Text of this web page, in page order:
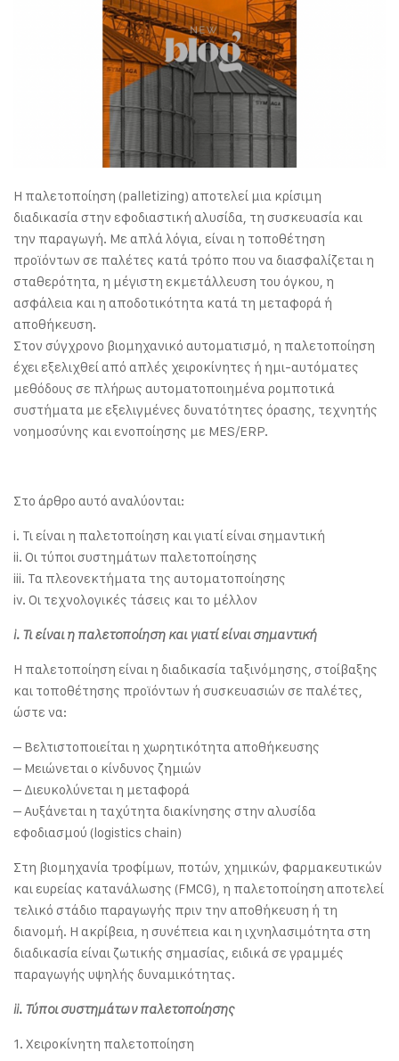
Η παλετοποίηση (palletizing) αποτελεί μια κρίσιμη
διαδικασία στην εφοδιαστική αλυσίδα, τη συσκευασία και
την παραγωγή. Με απλά λόγια, είναι η τοποθέτηση
προϊόντων σε παλέτες κατά τρόπο που να διασφαλίζεται η
σταθερότητα, η μέγιστη εκμετάλλευση του όγκου, η
ασφάλεια και η αποδοτικότητα κατά τη μεταφορά ή
αποθήκευση.
Στον σύγχρονο βιομηχανικό αυτοματισμό, η παλετοποίηση
έχει εξελιχθεί από απλές χειροκίνητες ή ημι-αυτόματες
μεθόδους σε πλήρως αυτοματοποιημένα ρομποτικά
συστήματα με εξελιγμένες δυνατότητες όρασης, τεχνητής
νοημοσύνης και ενοποίησης με MES/ERP.
Στο άρθρο αυτό αναλύονται:
i. Τι είναι η παλετοποίηση και γιατί είναι σημαντική
ii. Οι τύποι συστημάτων παλετοποίησης
iii. Τα πλεονεκτήματα της αυτοματοποίησης
iv. Οι τεχνολογικές τάσεις και το μέλλον
i. Τι είναι η παλετοποίηση και γιατί είναι σημαντική
Η παλετοποίηση είναι η διαδικασία ταξινόμησης, στοίβαξης
και τοποθέτησης προϊόντων ή συσκευασιών σε παλέτες,
ώστε να:
– Βελτιστοποιείται η χωρητικότητα αποθήκευσης
– Μειώνεται ο κίνδυνος ζημιών
– Διευκολύνεται η μεταφορά
– Αυξάνεται η ταχύτητα διακίνησης στην αλυσίδα
εφοδιασμού (logistics chain)
Στη βιομηχανία τροφίμων, ποτών, χημικών, φαρμακευτικών
και ευρείας κατανάλωσης (FMCG), η παλετοποίηση αποτελεί
τελικό στάδιο παραγωγής πριν την αποθήκευση ή τη
διανομή. Η ακρίβεια, η συνέπεια και η ιχνηλασιμότητα στη
διαδικασία είναι ζωτικής σημασίας, ειδικά σε γραμμές
παραγωγής υψηλής δυναμικότητας.
ii. Τύποι συστημάτων παλετοποίησης
1. Χειροκίνητη παλετοποίηση